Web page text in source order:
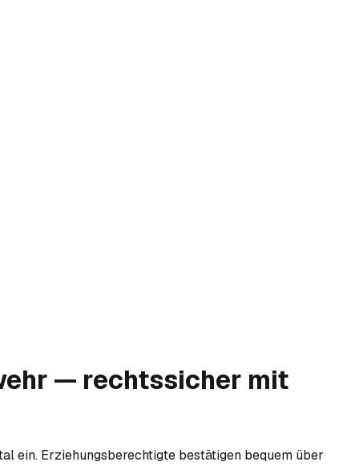
— rechtssicher mit
ein. Erziehungsberechtigte bestätigen bequem über